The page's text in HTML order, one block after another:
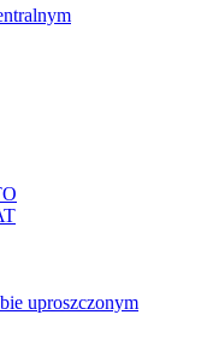
uproszczonym